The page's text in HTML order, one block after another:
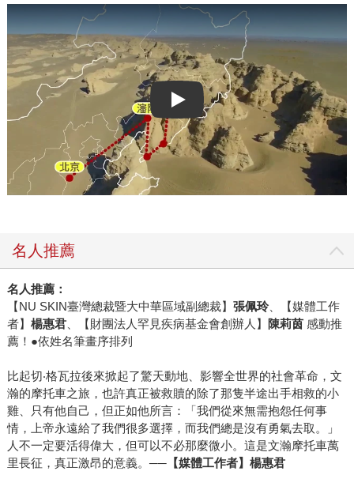
Play video
名人推薦
名人推薦：
【NU SKIN臺灣總裁暨大中華區域副總裁】 張佩玲、【媒體工作
者】 楊惠君、【財團法人罕見疾病基金會創辦人】 陳莉茵感動推
薦！●依姓名筆畫序排列
比起切‧格瓦拉後來掀起了驚天動地、影響全世界的社會革命，文
瀚的摩托車之旅，也許真正被救贖的除了那隻半途出手相救的小
雞、只有他自己，但正如他所言：「我們從來無需抱怨任何事
情，上帝永遠給了我們很多選擇，而我們總是沒有勇氣去取。」
人不一定要活得偉大，但可以不必那麼微小。這是文瀚摩托車萬
里長征，真正激昂的意義。──【媒體工作者】楊惠君